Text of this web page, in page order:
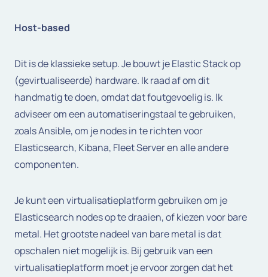
Host-based
Dit is de klassieke setup. Je bouwt je Elastic Stack op
(gevirtualiseerde) hardware. Ik raad af om dit
handmatig te doen, omdat dat foutgevoelig is. Ik
adviseer om een automatiseringstaal te gebruiken,
zoals Ansible, om je nodes in te richten voor
Elasticsearch, Kibana, Fleet Server en alle andere
componenten.
Je kunt een virtualisatieplatform gebruiken om je
Elasticsearch nodes op te draaien, of kiezen voor bare
metal. Het grootste nadeel van bare metal is dat
opschalen niet mogelijk is. Bij gebruik van een
virtualisatieplatform moet je ervoor zorgen dat het